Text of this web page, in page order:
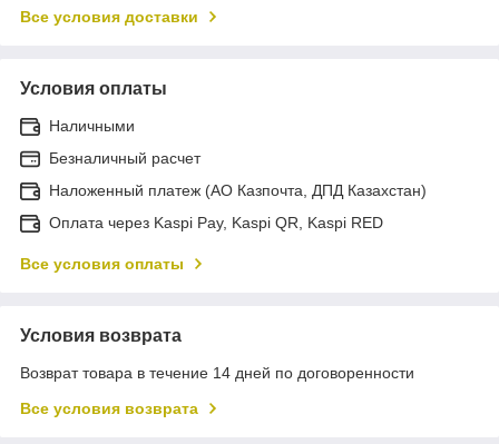
Все условия доставки
Условия оплаты
Наличными
Безналичный расчет
Наложенный платеж (АО Казпочта, ДПД Казахстан)
Оплата через Kaspi Pay, Kaspi QR, Kaspi RED
Все условия оплаты
Условия возврата
Возврат товара в течение 14 дней по договоренности
Все условия возврата